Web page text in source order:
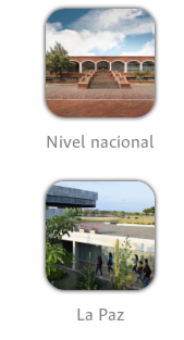
Nivel nacional
La Paz